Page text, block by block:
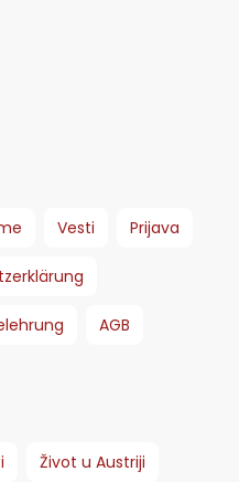
Vesti Prijava
AGB
Život u Austriji